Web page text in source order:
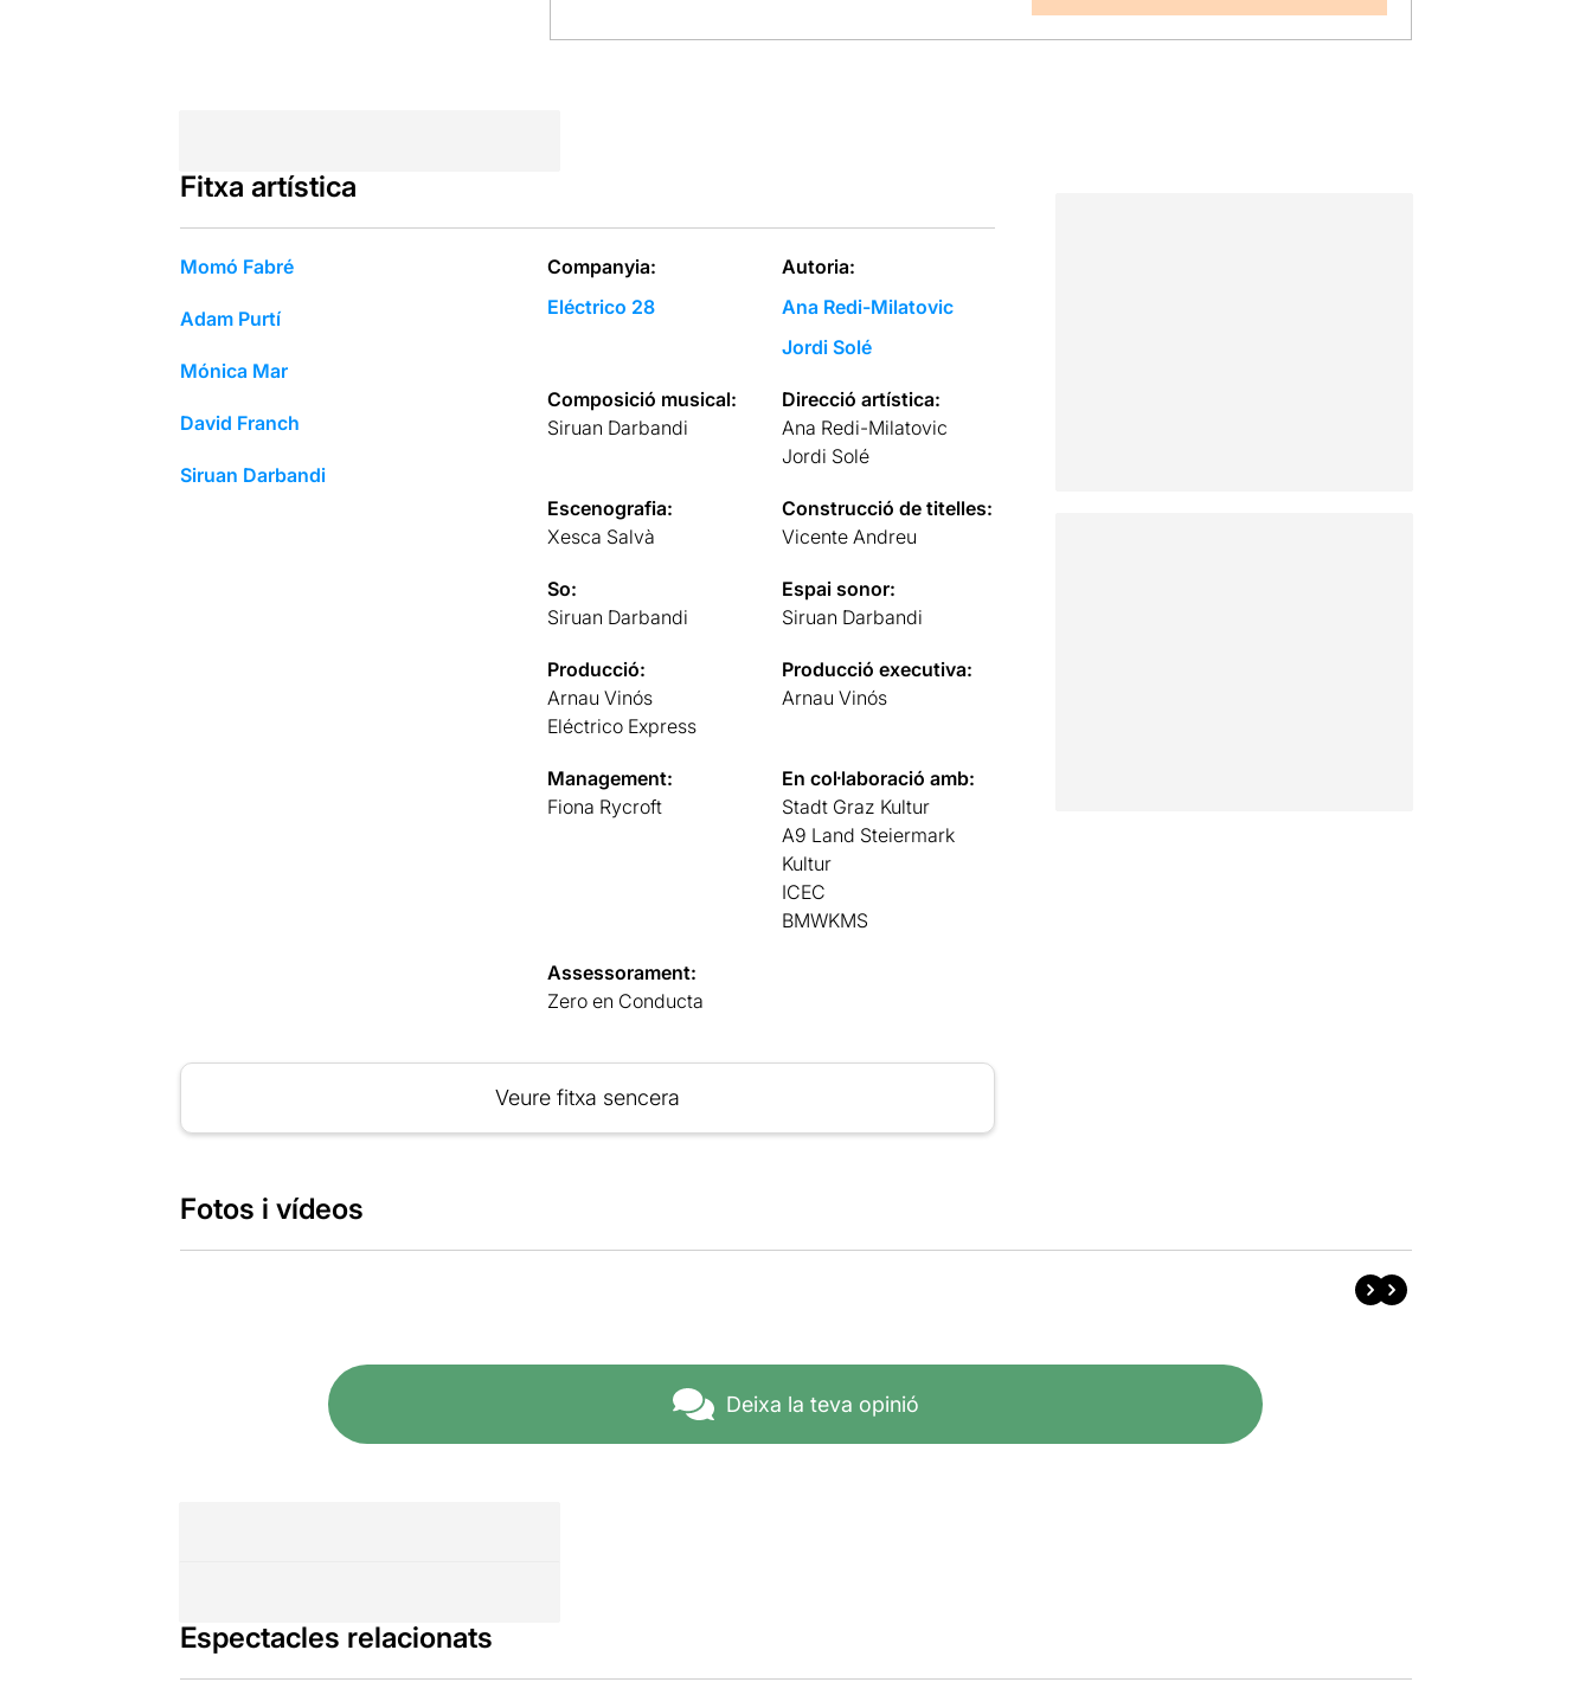
Fitxa artística
Momó Fabré
Adam Purtí
Mónica Mar
David Franch
Siruan Darbandi
Companyia:
Eléctrico 28
Autoria:
Ana Redi-Milatovic
Jordi Solé
Composició musical:
Siruan Darbandi
Direcció artística:
Ana Redi-Milatovic
Jordi Solé
Escenografia:
Xesca Salvà
Construcció de titelles:
Vicente Andreu
So:
Siruan Darbandi
Espai sonor:
Siruan Darbandi
Producció:
Arnau Vinós
Eléctrico Express
Producció executiva:
Arnau Vinós
Management:
Fiona Rycroft
En col·laboració amb:
Stadt Graz Kultur
A9 Land Steiermark
Kultur
ICEC
BMWKMS
Assessorament:
Zero en Conducta
Veure fitxa sencera
Fotos i vídeos
Deixa la teva opinió
Espectacles relacionats